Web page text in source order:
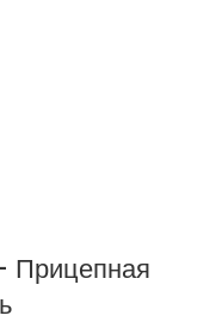
Прицепная